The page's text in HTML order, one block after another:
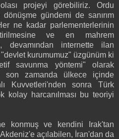
projeyi görebiliriz. Ordu
gündemi de sanırım
ne kadar parlementerlerinin
ve en mahrem
devamından internette ilan
kurumumuz" üzgünüm ki
savunma yöntemi" olarak
son zamanda ülkece içinde
Kuvvetleri'nden sonra Türk
kolay harcanılması bu teoriyi
konmuş ve kendini Irak'tan
açılabilen, İran'dan da